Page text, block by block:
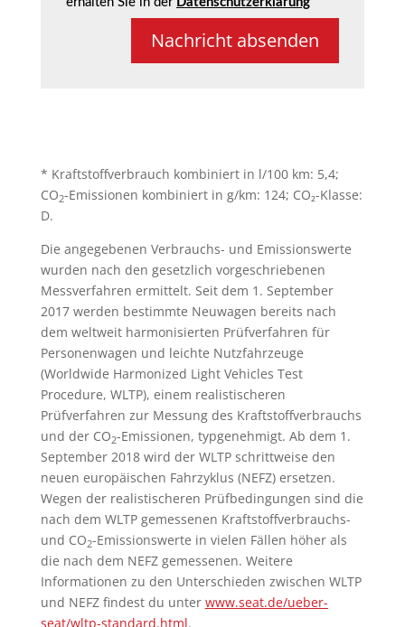
n
i
e
n
u
t
z
Nachricht absenden
* Kraftstoffverbrauch kombiniert in l/100 km: 5,4;
CO2-Emissionen kombiniert in g/km: 124; CO₂-Klasse:
D.
Die angegebenen Verbrauchs- und Emissionswerte
wurden nach den gesetzlich vorgeschriebenen
Messverfahren ermittelt. Seit dem 1. September
2017 werden bestimmte Neuwagen bereits nach
dem weltweit harmonisierten Prüfverfahren für
Personenwagen und leichte Nutzfahrzeuge
(Worldwide Harmonized Light Vehicles Test
Procedure, WLTP), einem realistischeren
Prüfverfahren zur Messung des Kraftstoffverbrauchs
und der CO2-Emissionen, typgenehmigt. Ab dem 1.
September 2018 wird der WLTP schrittweise den
neuen europäischen Fahrzyklus (NEFZ) ersetzen.
Wegen der realistischeren Prüfbedingungen sind die
nach dem WLTP gemessenen Kraftstoffverbrauchs-
und CO2-Emissionswerte in vielen Fällen höher als
die nach dem NEFZ gemessenen. Weitere
Informationen zu den Unterschieden zwischen WLTP
und NEFZ findest du unter www.seat.de/ueber-
seat/wltp-standard.html.